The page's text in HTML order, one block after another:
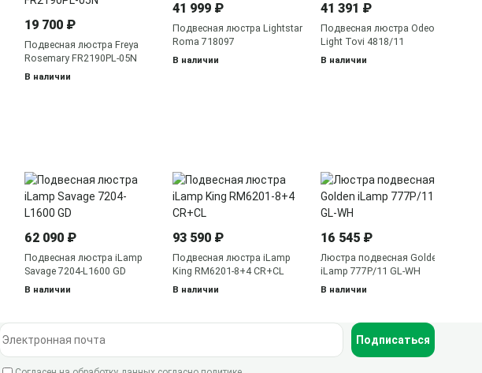
19 700 ₽
Подвесная люстра Freya
Rosemary FR2190PL-05N
В наличии
41 999 ₽
Подвесная люстра Lightstar
Roma 718097
В наличии
41 391 ₽
Подвесная люстра Odeon
Light Tovi 4818/11
В наличии
62 090 ₽
Подвесная люстра iLamp
Savage 7204-L1600 GD
В наличии
93 590 ₽
Подвесная люстра iLamp
King RM6201-8+4 CR+CL
В наличии
16 545 ₽
Люстра подвесная Golden
iLamp 777P/11 GL-WH
В наличии
Электронная почта
Подписаться